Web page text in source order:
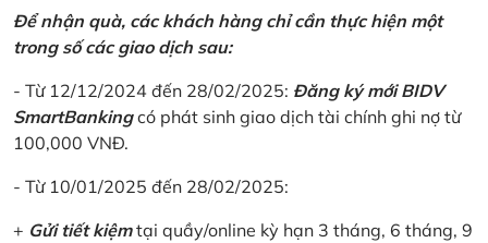
Để nhận quà, các khách hàng chỉ cần thực hiện một
trong số các giao dịch sau:
- Từ 12/12/2024 đến 28/02/2025: Đăng ký mới BIDV
SmartBankingcó phát sinh giao dịch tài chính ghi nợ từ
100,000 VNĐ.
- Từ 10/01/2025 đến 28/02/2025:
+ Gửi tiết kiệmtại quầy/online kỳ hạn 3 tháng, 6 tháng, 9